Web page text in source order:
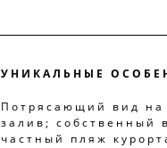
УНИКАЛЬНЫЕ
Потрясающий вид на
залив; собственный
частный пляж